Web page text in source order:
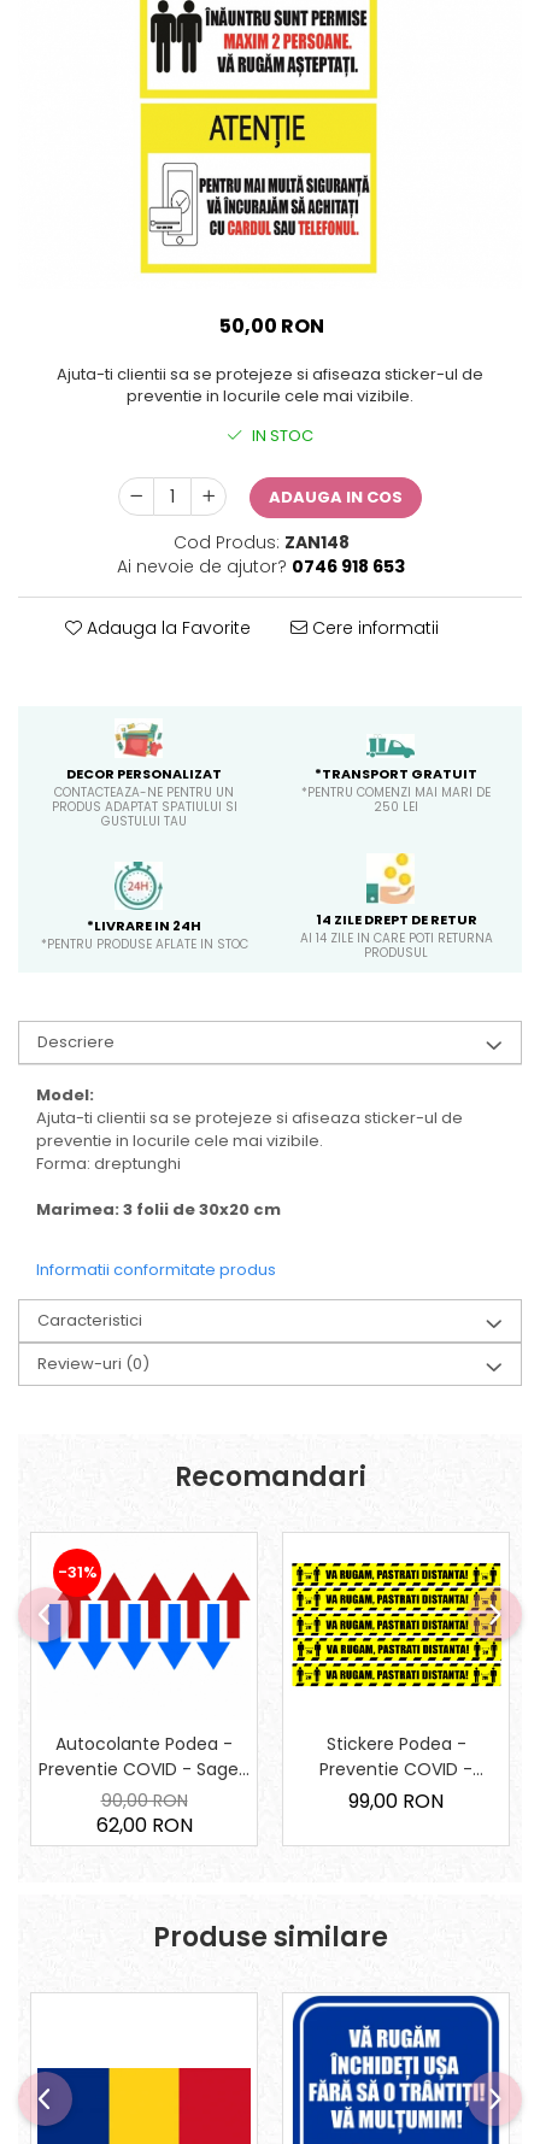
Sticker Harta Lumii
Stickere Cu Model Repetitiv
Stickere Perete Pentru Camera
Stickere Pentru Bucatarie
Stickere pentru Usi
Stickere pentru Scari
Stickere pentru Podea
50,00 RON
Ajuta-ti clientii sa se protejeze si afiseaza sticker-ul de
preventie in locurile cele mai vizibile.
IN STOC
ADAUGA IN COS
Cod Produs: ZAN148
Ai nevoie de ajutor? 0746 918 653
Adauga la Favorite Cere informatii
DECOR PERSONALIZAT
CONTACTEAZA-NE PENTRU UN
PRODUS ADAPTAT SPATIULUI SI
GUSTULUI TAU
*TRANSPORT GRATUIT
*PENTRU COMENZI MAI MARI DE
250 LEI
*LIVRARE IN 24H
*PENTRU PRODUSE AFLATE IN STOC
14 ZILE DREPT DE RETUR
AI 14 ZILE IN CARE POTI RETURNA
PRODUSUL
Descriere
Model:
Ajuta-ti clientii sa se protejeze si afiseaza sticker-ul de
preventie in locurile cele mai vizibile.
Forma: dreptunghi
Marimea: 3 folii de 30x20 cm
Informatii conformitate produs
Caracteristici
Review-uri (0)
Recomandari
-31%
Autocolante Podea -
Preventie COVID - Sageti
traseu - 30x15 cm - Set
10 Sageti
90,00 RON
62,00 RON
Stickere Podea -
Preventie COVID -
Pastrati Distanta - Set 5
99,00 RON
Produse similare